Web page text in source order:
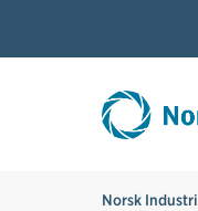
Norsk Industri